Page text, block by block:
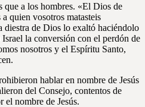
que a los hombres. «El Dios de
a quien vosotros matasteis
diestra de Dios lo exaltó haciéndolo
la conversión con el perdón de
nosotros y el Espíritu Santo,
hablar en nombre de Jesús
del Consejo, contentos de
el nombre de Jesús.